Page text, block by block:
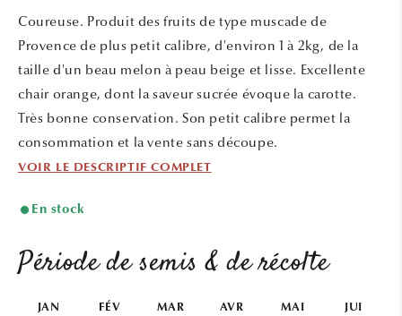
fenêtre
modale
Coureuse. Produit des fruits de type muscade de
Provence de plus petit calibre, d'environ 1 à 2kg, de la
taille d'un beau melon à peau beige et lisse. Excellente
chair orange, dont la saveur sucrée évoque la carotte.
Très bonne conservation. Son petit calibre permet la
consommation et la vente sans découpe.
VOIR LE DESCRIPTIF COMPLET
En stock
Période de semis & de récolte
JAN FÉV MAR AVR MAI JUI